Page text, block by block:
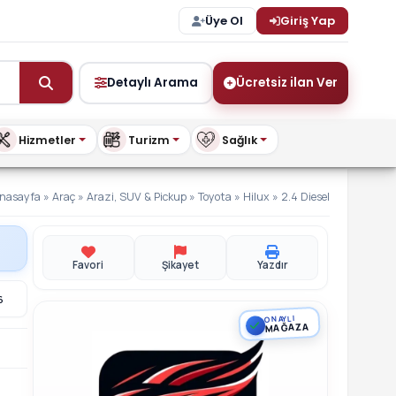
Üye Ol Giriş Yap
Detaylı Arama Ücretsiz ilan Ver
Hizmetler Turizm Sağlık
»Araç »Arazi, SUV & Pickup »Toyota » Hilux » 2.4 Diesel
Favori Şikayet Yazdır
ONAYLI
MAĞAZA